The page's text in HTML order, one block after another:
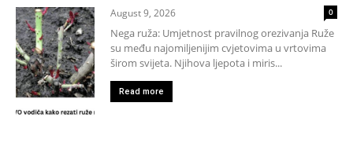
August 9, 2026 0
Nega ruža: Umjetnost pravilnog orezivanja Ruže
su među najomiljenijim cvjetovima u vrtovima
širom svijeta. Njihova ljepota i miris...
Read more